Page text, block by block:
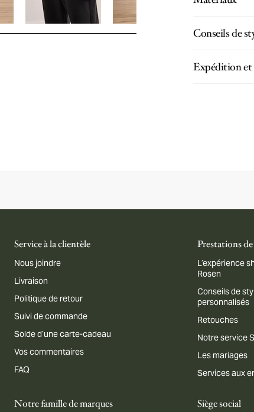
Conseils de
Expédition et
Service à la clientèle
Nous joindre
Livraison
Politique de retour
Suivi de commande
Solde d’une carte-cadeau
Vos commentaires
FAQ
Prestations
L’expérience
Rosen
Conseils de
personnalisés
Retouches
Notre service
Les mariages
Services aux
Notre famille de marques Siège social